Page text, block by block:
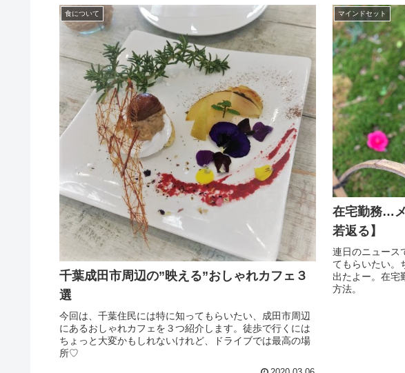
食について
千葉成田市周辺の”映える”おしゃれカフェ３
選
今回は、千葉住民には特に知ってもらいたい、成田市周辺
にあるおしゃれカフェを３つ紹介します。徒歩で行くには
ちょっと大変かもしれないけれど、ドライブでは最高の場
所♡
マインドセット
在宅勤務…
若返る】
連日のニュース
てもらいたい。
出たよー。在宅
方法。